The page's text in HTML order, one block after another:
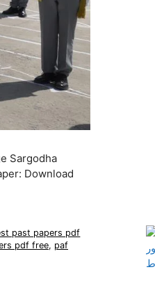
Sargodha
Download
past papers pdf
pdf free, paf